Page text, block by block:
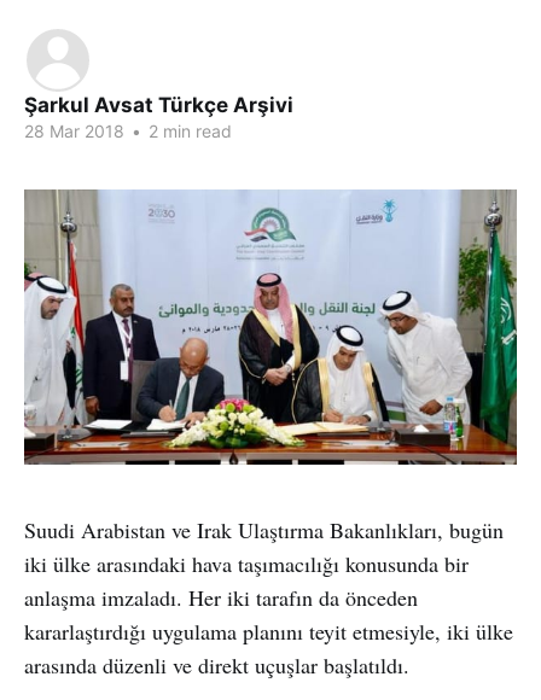
Şarkul Avsat Türkçe Arşivi
28 Mar 2018 • 2 min read
Suudi Arabistan ve Irak Ulaştırma Bakanlıkları, bugün
iki ülke arasındaki hava taşımacılığı konusunda bir
anlaşma imzaladı. Her iki tarafın da önceden
kararlaştırdığı uygulama planını teyit etmesiyle, iki ülke
arasında düzenli ve direkt uçuşlar başlatıldı.